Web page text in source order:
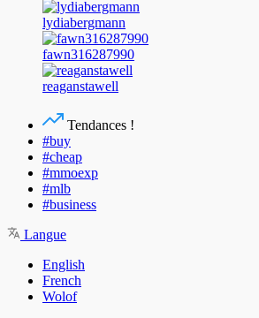
lydiabergmann
fawn316287990
reaganstawell
Tendances !
#buy
#cheap
#mmoexp
#mlb
#business
Langue
English
French
Wolof